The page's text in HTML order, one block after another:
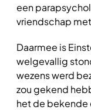
een
vriendschap
Daarmee is
welgevallig
wezens werd
zou gekend
het de bekende